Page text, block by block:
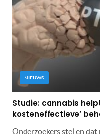
NIEUWS
Studie: cannabis
kosteneffectieve’
Onderzoekers stellen dat